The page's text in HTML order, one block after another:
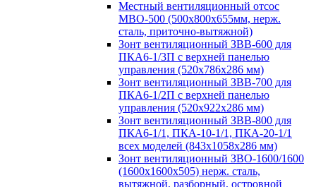
Местный вентиляционный отсос
МВО-500 (500х800х655мм, нерж.
сталь, приточно-вытяжной)
Зонт вентиляционный ЗВВ-600 для
ПКА6-1/3П с верхней панелью
управления (520х786х286 мм)
Зонт вентиляционный ЗВВ-700 для
ПКА6-1/2П с верхней панелью
управления (520х922х286 мм)
Зонт вентиляционный ЗВВ-800 для
ПКА6-1/1, ПКА-10-1/1, ПКА-20-1/1
всех моделей (843х1058х286 мм)
Зонт вентиляционный ЗВО-1600/1600
(1600х1600х505) нерж. сталь,
вытяжной, разборный, островной